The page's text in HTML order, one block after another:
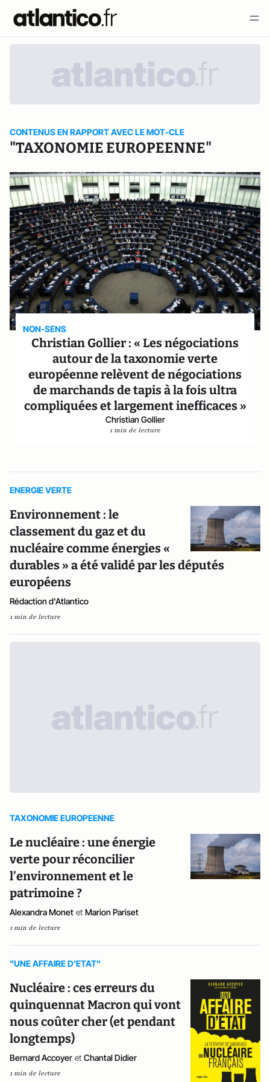
CONTENUS EN RAPPORT AVEC LE MOT-CLE
"TAXONOMIE EUROPEENNE"
NON-SENS
Christian Gollier : « Les négociations
autour de la taxonomie verte
européenne relèvent de négociations
de marchands de tapis à la fois ultra
compliquées et largement inefficaces »
Christian Gollier
1 min de lecture
ENERGIE VERTE
Environnement : le
classement du gaz et du
nucléaire comme énergies «
durables » a été validé par les députés
européens
Rédaction d'Atlantico
1 min de lecture
TAXONOMIE EUROPEENNE
Le nucléaire : une énergie
verte pour réconcilier
l’environnement et le
patrimoine ?
Alexandra Monet et Marion Pariset
1 min de lecture
"UNE AFFAIRE D'ETAT"
Nucléaire : ces erreurs du
quinquennat Macron qui vont
nous coûter cher (et pendant
longtemps)
Bernard Accoyer et Chantal Didier
1 min de lecture